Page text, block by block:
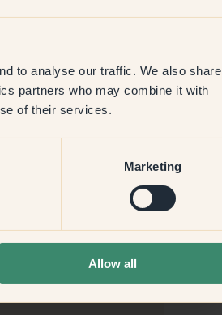
to analyse our traffic. We also share
partners who may combine it with
of their services.
Marketing
Allow all